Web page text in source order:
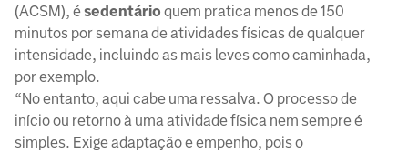
(ACSM), ésedentário quem pratica menos de 150
minutos por semana de atividades físicas de qualquer
intensidade, incluindo as mais leves como caminhada,
por exemplo.
“No entanto, aqui cabe uma ressalva. O processo de
início ou retorno à uma atividade física nem sempre é
simples. Exige adaptação e empenho, pois o